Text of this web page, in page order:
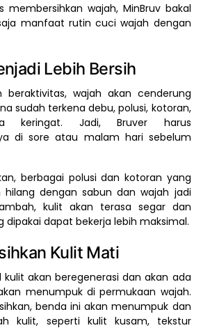
membersihkan wajah, MinBruv bakal
manfaat rutin cuci wajah dengan
Lebih Bersih
beraktivitas, wajah akan cenderung
sudah terkena debu, polusi, kotoran,
keringat. Jadi, Bruver harus
di sore atau malam hari sebelum
berbagai polusi dan kotoran yang
dengan sabun dan wajah jadi
kulit akan terasa segar dan
dipakai dapat bekerja lebih maksimal.
Kulit Mati
kulit akan beregenerasi dan akan ada
menumpuk di permukaan wajah.
benda ini akan menumpuk dan
kulit, seperti kulit kusam, tekstur